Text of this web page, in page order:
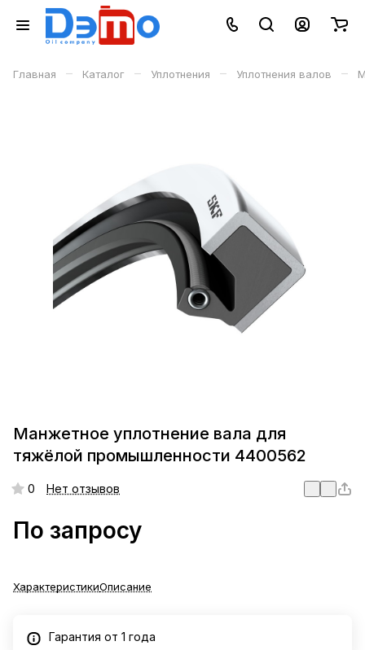
Главная – Каталог – Уплотнения – Уплотнения валов –
Манжетное уплотнение вала для
тяжёлой промышленности 4400562
0 Нет отзывов
По запросу
ХарактеристикиОписание
Гарантия от 1 года